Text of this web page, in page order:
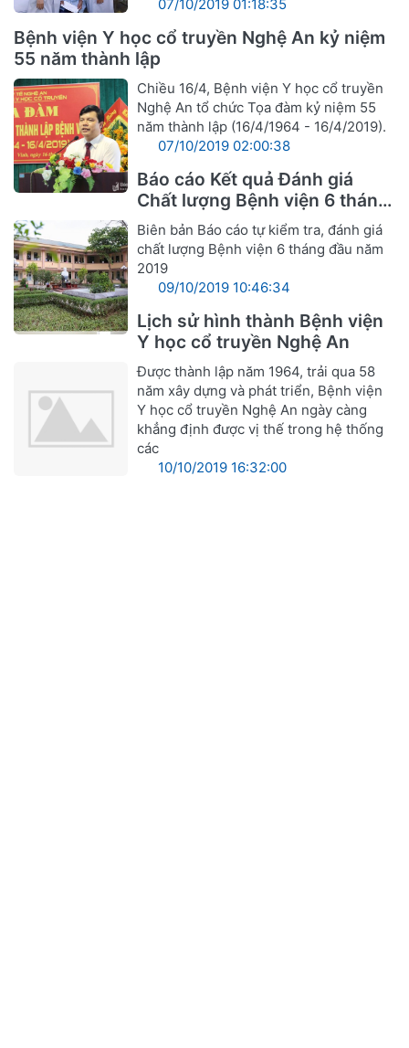
07/10/2019 01:18:35
Bệnh viện Y học cổ truyền Nghệ An kỷ niệm
55 năm thành lập
Chiều 16/4, Bệnh viện Y học cổ truyền
Nghệ An tổ chức Tọa đàm kỷ niệm 55
năm thành lập (16/4/1964 - 16/4/2019).
07/10/2019 02:00:38
Báo cáo Kết quả Đánh giá
Chất lượng Bệnh viện 6 tháng
đầu năm 2019
Biên bản Báo cáo tự kiểm tra, đánh giá
chất lượng Bệnh viện 6 tháng đầu năm
2019
09/10/2019 10:46:34
Lịch sử hình thành Bệnh viện
Y học cổ truyền Nghệ An
Được thành lập năm 1964, trải qua 58
năm xây dựng và phát triển, Bệnh viện
Y học cổ truyền Nghệ An ngày càng
khẳng định được vị thế trong hệ thống
các
10/10/2019 16:32:00